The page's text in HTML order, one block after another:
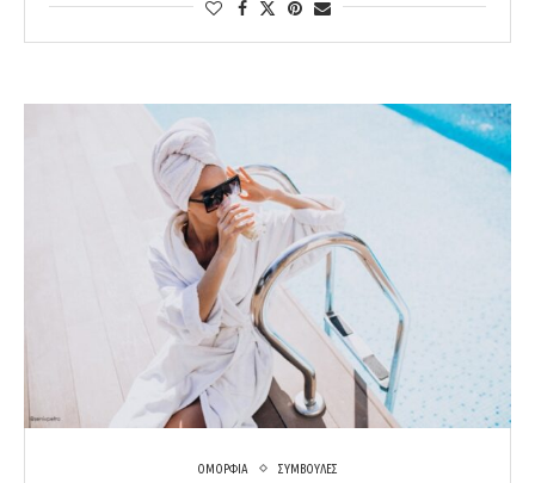
ΟΜΟΡΦΙΑ ΣΥΜΒΟΥΛΕΣ